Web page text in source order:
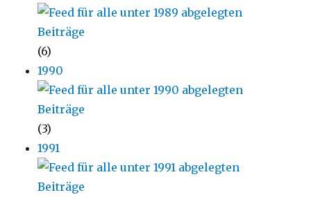
(6)
1990
(3)
1991